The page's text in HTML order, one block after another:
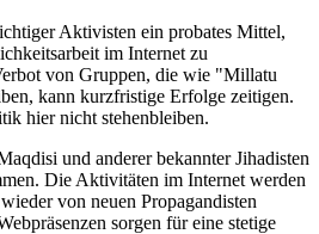
Aktivisten ein probates Mittel,
im Internet zu
von Gruppen, die wie "Millatu
kann kurzfristige Erfolge zeitigen.
hier nicht stehenbleiben.
und anderer bekannter Jihadisten
Die Aktivitäten im Internet werden
von neuen Propagandisten
sorgen für eine stetige